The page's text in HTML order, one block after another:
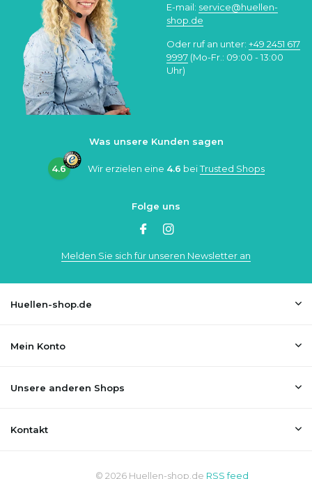
E-mail: service@huellen-
shop.de
Oder ruf an unter: +49 2451 617
9997 (Mo-Fr.: 09:00 - 13:00
Uhr)
Was unsere Kunden sagen
4.6 Wir erzielen eine 4.6 beiTrusted Shops
Folge uns
Melden Sie sich für unseren Newsletter an
Huellen-shop.de
Mein Konto
Unsere anderen Shops
Kontakt
© 2026 Huellen-shop.de RSS feed